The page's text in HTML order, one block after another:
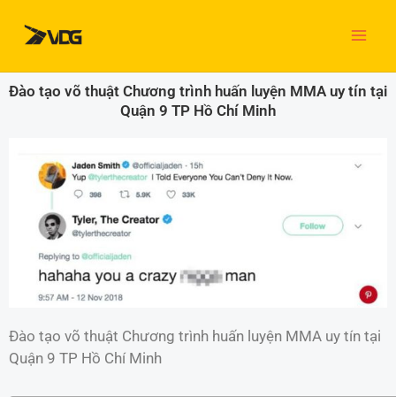
dung
Đào tạo võ thuật Chương trình huấn luyện MMA uy tín tại
Quận 9 TP Hồ Chí Minh
Đào tạo võ thuật Chương trình huấn luyện MMA uy tín tại
Quận 9 TP Hồ Chí Minh